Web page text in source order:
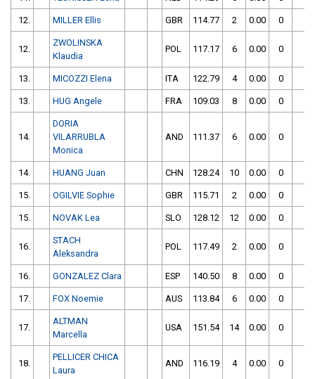
12. MILLER Ellis GBR 114.77 2 0.00 0
12.
ZWOLINSKA
Klaudia
POL 117.17 6 0.00 0
13. MICOZZI Elena ITA 122.79 4 0.00 0
13. HUG Angele FRA 109.03 8 0.00 0
14.
DORIA
VILARRUBLA
Monica
AND 111.37 6 0.00 0
14. HUANG Juan CHN 128.24 10 0.00 0
15. OGILVIE Sophie GBR 115.71 2 0.00 0
15. NOVAK Lea SLO 128.12 12 0.00 0
16.
STACH
Aleksandra
POL 117.49 2 0.00 0
16. GONZALEZ Clara ESP 140.50 8 0.00 0
17. FOX Noemie AUS 113.84 6 0.00 0
17.
ALTMAN
Marcella
USA 151.54 14 0.00 0
18.
PELLICER CHICA
Laura
AND 116.19 4 0.00 0